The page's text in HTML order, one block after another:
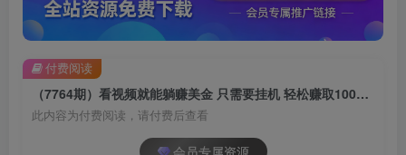
（7764期）看视频就能躺赚美金 只需要挂机 轻松赚取100到200美刀 可以直接提现！
此内容为付费阅读，请付费后查看
会员专属资源
付费阅读